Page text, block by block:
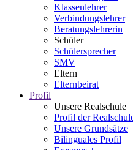
Klassenlehrer
Verbindungslehrer
Beratungslehrerin
Schüler
Schülersprecher
SMV
Eltern
Elternbeirat
Profil
Unsere Realschule
Profil der
Unsere Grundsätze
Bilinguales Profil